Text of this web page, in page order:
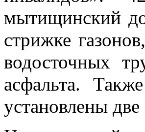
мытищинский
стрижке
водосточных
асфальта.
установлены две